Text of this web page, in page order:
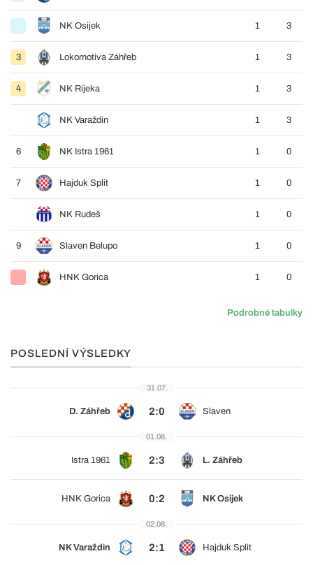
NK Osijek 1 3
3 Lokomotiva Záhřeb 1 3
4 NK Rijeka 1 3
NK Varaždin 1 3
6 NK Istra 1961 1 0
7 Hajduk Split 1 0
NK Rudeš 1 0
9 Slaven Belupo 1 0
HNK Gorica 1 0
Podrobné tabulky
POSLEDNÍ VÝSLEDKY
31.07.
D. Záhřeb 2:0 Slaven
01.08.
Istra 1961 2:3 L. Záhřeb
HNK Gorica 0:2 NK Osijek
02.08.
NK Varaždin 2:1 Hajduk Split